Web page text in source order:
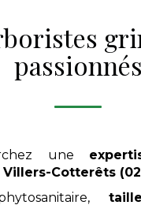
passionnés
une
Villers-Cotterêts
taille